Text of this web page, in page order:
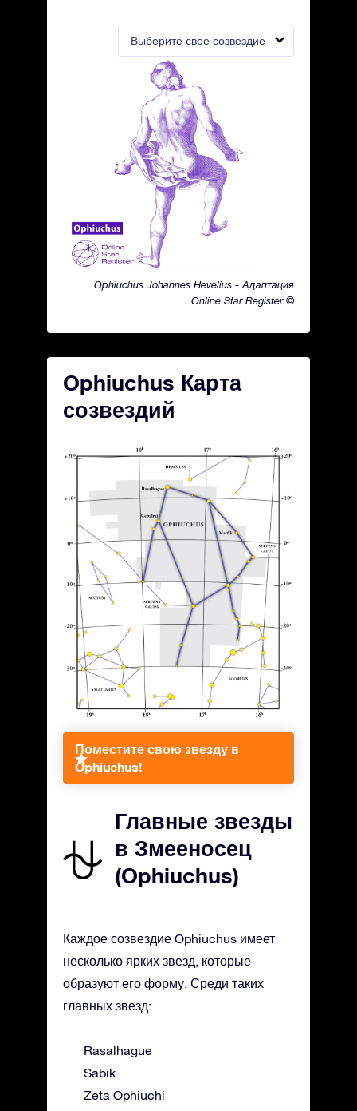
Выберите свое созвездие
Ophiuchus Johannes Hevelius - Адаптация
Online Star Register ©
Ophiuchus Карта
созвездий
Поместите свою звезду в
Ophiuchus!
Главные звезды
в Змееносец
(Ophiuchus)
Каждое созвездие Ophiuchus имеет
несколько ярких звезд, которые
образуют его форму. Среди таких
главных звезд:
Rasalhague
Sabik
Zeta Ophiuchi